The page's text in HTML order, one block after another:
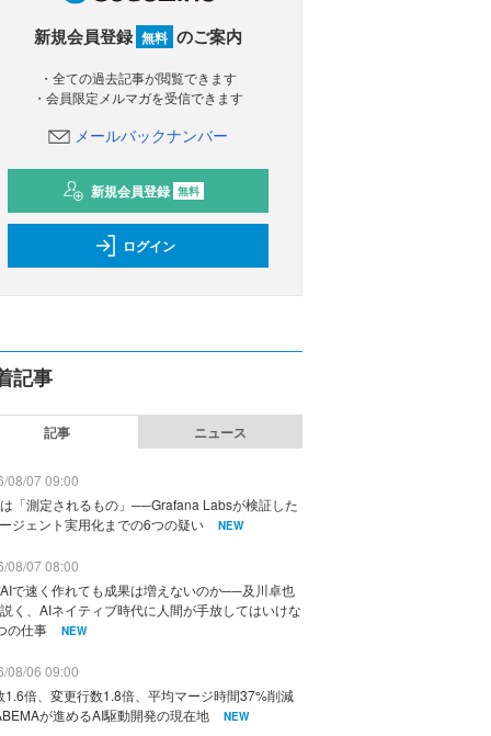
新規会員登録 無料 のご案内
・全ての過去記事が閲覧できます
・会員限定メルマガを受信できます
メールバックナンバー
新規会員登録 無料
ログイン
記事
記事 ニュース
08/07 09:00
「測定されるもの」──Grafana Labsが検証した
ジェント実用化までの6つの疑い
NEW
08/07 08:00
で速く作れても成果は増えないのか──及川卓也
く、AIネイティブ時代に人間が手放してはいけな
の仕事
NEW
08/06 09:00
1.6倍、変更行数1.8倍、平均マージ時間37%削減
が進めるAI駆動開発の現在地
NEW